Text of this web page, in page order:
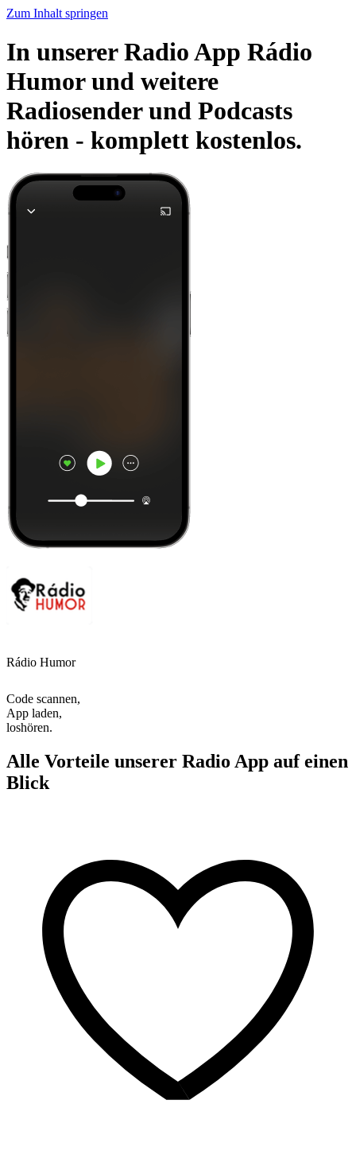
Zum Inhalt springen
In unserer Radio App Rádio
Humor und weitere
Radiosender und Podcasts
hören - komplett kostenlos.
Rádio Humor
Code scannen,
App laden,
loshören.
Alle Vorteile unserer Radio App auf einen
Blick